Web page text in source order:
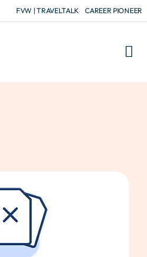
FVW | TRAVELTALK CAREER PIONEER